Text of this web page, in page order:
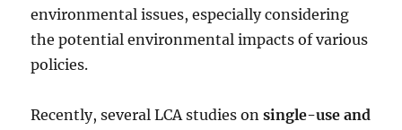
environmental issues, especially considering
the potential environmental impacts of various
policies.
Recently, several LCA studies onsingle-use and